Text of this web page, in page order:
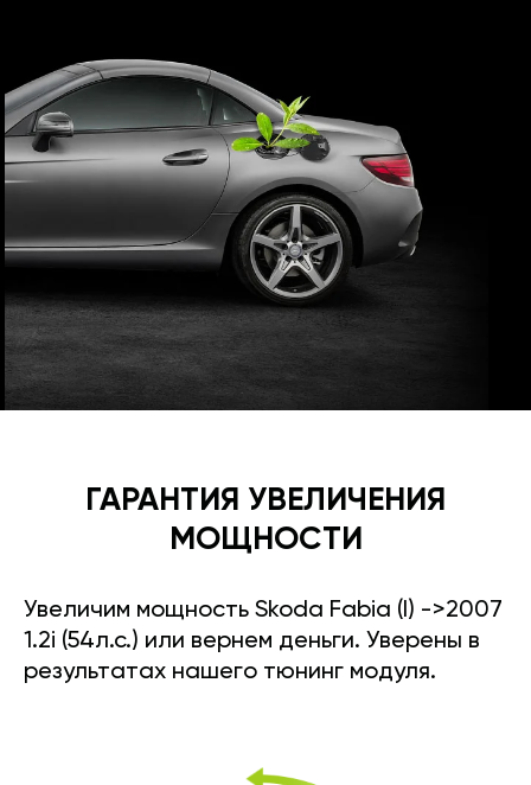
ГАРАНТИЯ УВЕЛИЧЕНИЯ
МОЩНОСТИ
Увеличим мощность Skoda Fabia (I) ->2007
1.2i (54л.с.) или вернем деньги. Уверены в
результатах нашего тюнинг модуля.